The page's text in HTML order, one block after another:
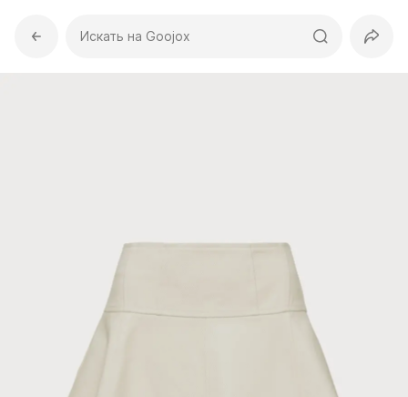
Искать на Goojox